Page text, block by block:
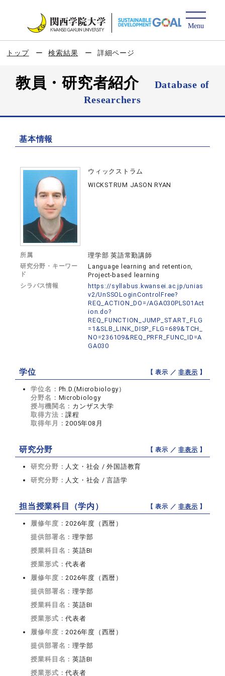
トップ 検索結果 詳細ページ
教員・研究者紹介
Database of
Researchers
基本情報
ウィックストラム
WICKSTRUM JASON RYAN
所属 理学部 英語常勤講師
研究分野・キーワー
ド
Language learning and retention,
Project-based learning
シラバス情報
https://syllabus.kwansei.ac.jp/unias
v2/UnSSOLoginControlFree?
REQ_ACTION_DO=/AGA030PLS01Act
ion.do?
REQ_FUNCTION_JUMP_START_FLG
=1&SLB_LINK_DISP_FLG=689&TCH_
NO=236109&REQ_PRFR_FUNC_ID=A
GA030
学位 【 表示 ／非表示 】
学位名： Ph.D.(Microbiology）
分野名： Microbiology
授与機関名： カンザス大学
取得方法：課程
取得年月： 2005年08月
研究分野 【 表示 ／非表示 】
研究分野： 人文・社会 / 外国語教育
研究分野： 人文・社会 / 言語学
担当授業科目（学内） 【 表示 ／非表示 】
履修年度： 2026年度（西暦）
提供部署名：理学部
授業科目名：英語BI
授業形式：代表者
履修年度： 2026年度（西暦）
提供部署名：理学部
授業科目名：英語BI
授業形式：代表者
履修年度： 2026年度（西暦）
提供部署名：理学部
授業科目名：英語BI
授業形式：代表者